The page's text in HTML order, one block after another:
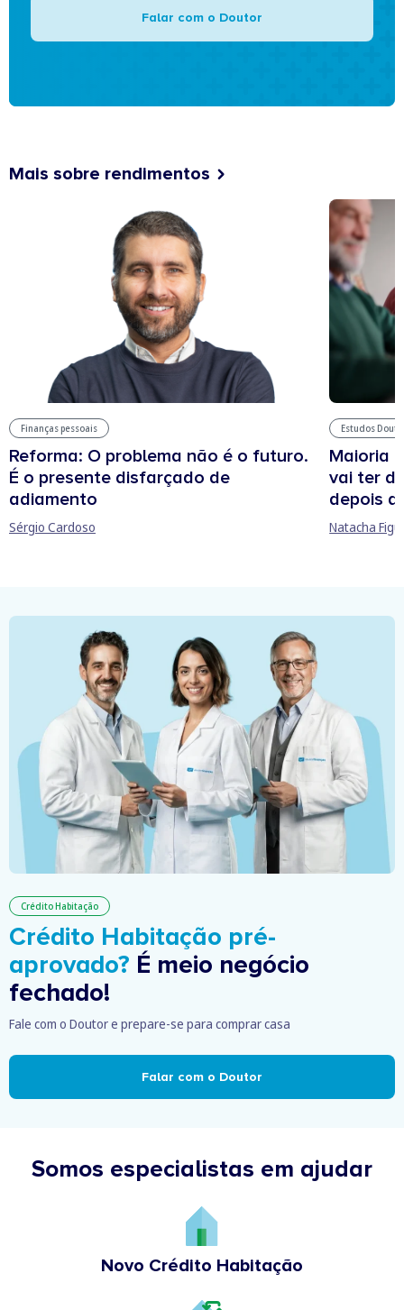
Falar com o Doutor
Mais sobre rendimentos
Finanças pessoais
Reforma: O problema não é o futuro.
É o presente disfarçado de
adiamento
Sérgio Cardoso
Estudos
Maioria
vai ter
depois
Natacha
Crédito Habitação
Crédito Habitação pré-
aprovado? É meio negócio
fechado!
Fale com o Doutor e prepare-se para comprar casa
Falar com o Doutor
Somos especialistas em ajudar
Novo Crédito Habitação